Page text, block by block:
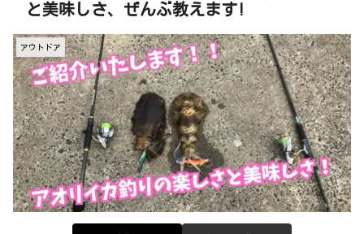
と美味しさ、ぜんぶ教えます!
アウトドア